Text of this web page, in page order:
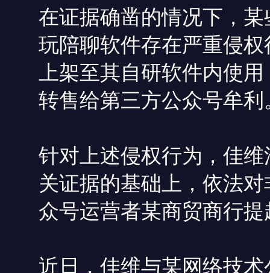
在证据确凿的情况下，
玩陪聊软件存在严重侵
上架至其自研软件内使
转售给第三方公众号牟利
针对上述侵权行为，佳
关证据的基础上，依法
众号运营者某商贸商行
近日，佳维与某网络技